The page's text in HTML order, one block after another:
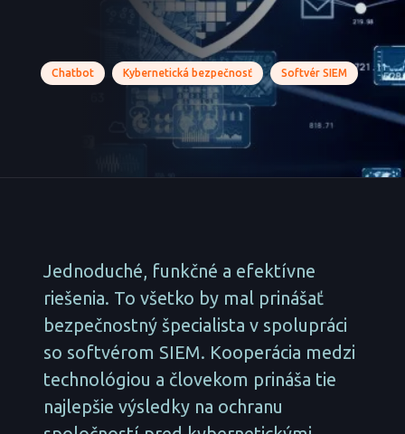
Chatbot Kybernetická bezpečnosť Softvér SIEM
Jednoduché, funkčné a efektívne
riešenia. To všetko by mal prinášať
bezpečnostný špecialista v spolupráci
so softvérom SIEM. Kooperácia medzi
technológiou a človekom prináša tie
najlepšie výsledky na ochranu